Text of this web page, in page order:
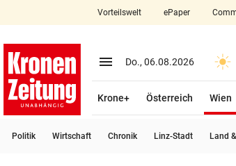
close
account_circle Anmelden
arrow_right
Vorteilswelt ePaper
menu Menü aufklappen
Do., 06.08.2026
Krone+ Österreich Wien
Politik Wirtschaft Chronik Linz-Stadt Land